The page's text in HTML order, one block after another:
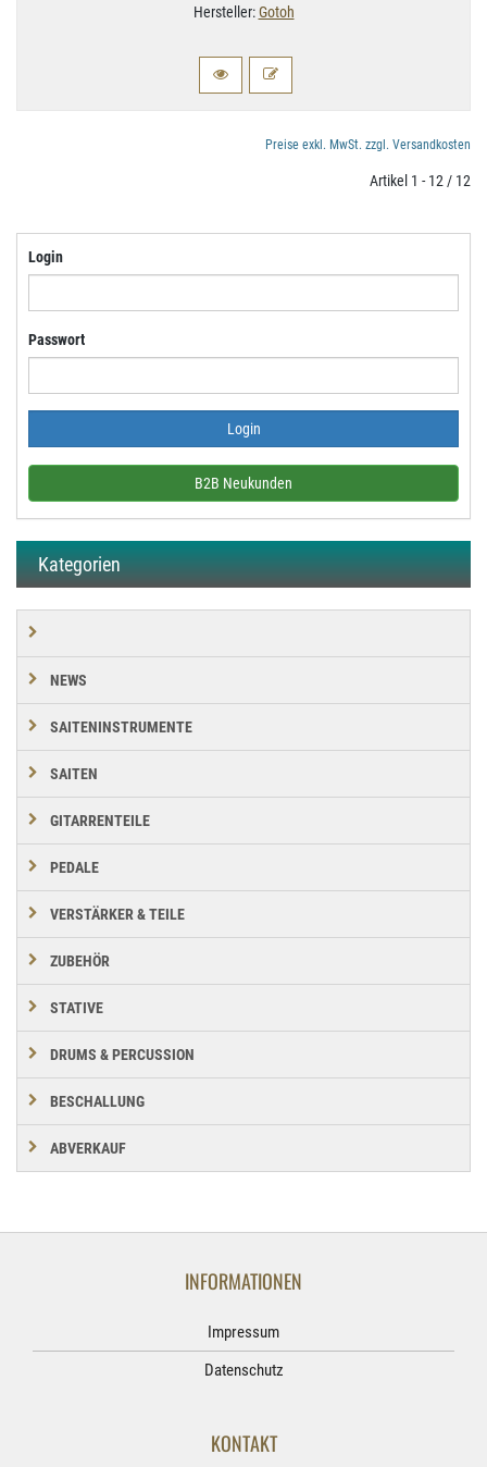
Hersteller:Gotoh
Preise exkl. MwSt. zzgl. Versandkosten
Artikel 1 - 12 / 12
Login
Passwort
B2B Neukunden
Kategorien
NEWS
SAITENINSTRUMENTE
SAITEN
GITARRENTEILE
PEDALE
VERSTÄRKER & TEILE
ZUBEHÖR
STATIVE
DRUMS & PERCUSSION
BESCHALLUNG
ABVERKAUF
INFORMATIONEN
Impressum
Datenschutz
KONTAKT